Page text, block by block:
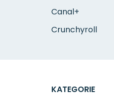
Canal+
Crunchyroll
KATEGORIE